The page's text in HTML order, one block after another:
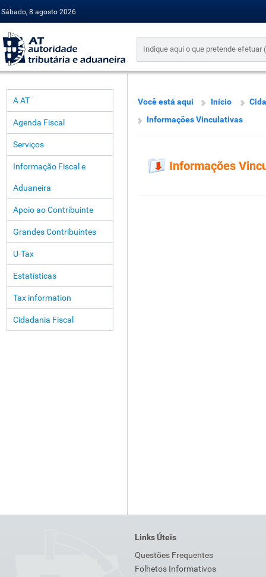
Sábado, 8 agosto 2026
A AT
Agenda Fiscal
Serviços
Informação Fiscal e
Aduaneira
Apoio ao Contribuinte
Grandes Contribuintes
U-Tax
Estatísticas
Tax information
Cidadania Fiscal
Você está aqui Início
Informações Vinculativas
Informações
Links Úteis
Questões Frequentes
Folhetos Informativos